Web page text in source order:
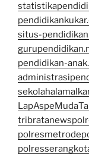
situs-
pendidikan-